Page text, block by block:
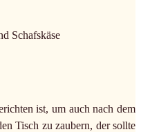
Schafskäse
ist, um auch nach dem
Tisch zu zaubern, der sollte